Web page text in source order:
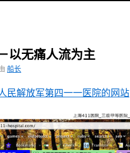
以无痛人流为主
船长
民解放军第四一一医院的网站